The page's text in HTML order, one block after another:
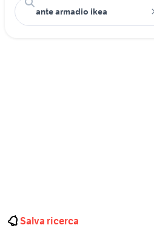
Salva ricerca